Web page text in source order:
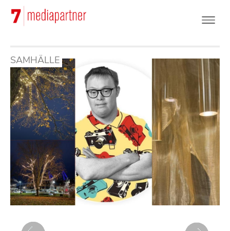
Hoppa
huvudinnehåll
SAMHÄLLE